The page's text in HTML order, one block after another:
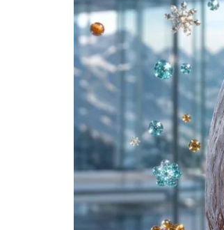
العربية المغربية
Afrikaans
Монгол
ພາສາລາວ
Basa Jawa
Cebuano
ئۇيغۇرچە
Кыргызча
Татар теле
Беларуская мова